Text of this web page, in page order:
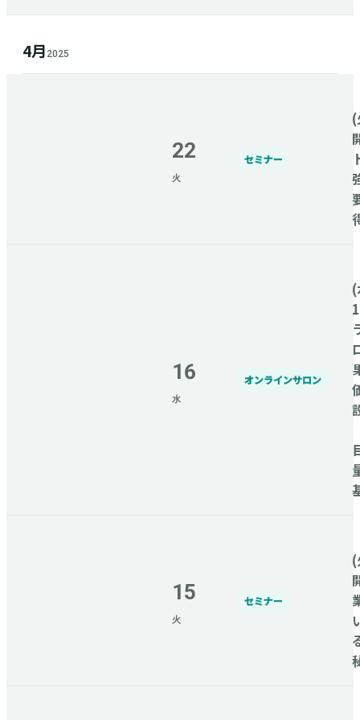
4月 2025
22
火
セミナー
16
水
オンラインサロン
15
火
セミナー